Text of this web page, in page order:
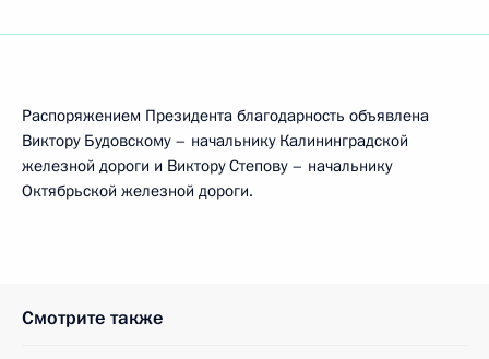
Распоряжением Президента благодарность объявлена
Виктору Будовскому – начальнику Калининградской
железной дороги и Виктору Степову – начальнику
Октябрьской железной дороги.
Смотрите также